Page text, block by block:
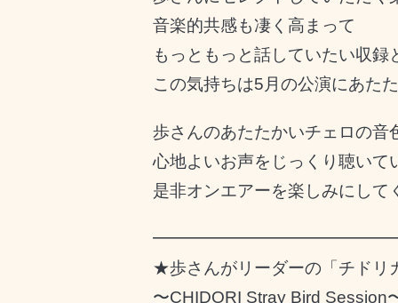
音楽的共感も凄く高まって
もっともっと話していたい収録
この気持ちは5月の公演にあた
歩さんのあたたかいチェロの音
心地よいお声をじっくり聴いて
是非オンエアーを楽しみにして
★歩さんがリーダーの「チドリ
〜CHIDORI Stray Bird Session